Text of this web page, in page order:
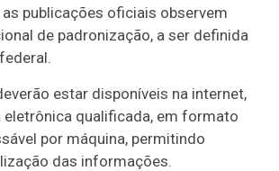
publicações oficiais observem
de padronização, a ser definida
estar disponíveis na internet,
eletrônica qualificada, em formato
por máquina, permitindo
das informações.